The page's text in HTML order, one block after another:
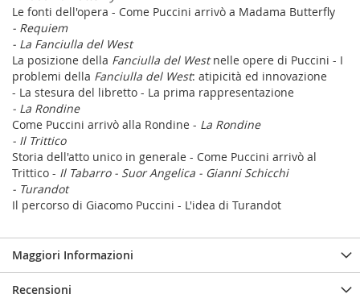
Le fonti dell'opera - Come Puccini arrivò a Madama Butterfly
- Requiem
- La Fanciulla del West
La posizione della Fanciulla del Westnelle opere di Puccini - I
problemi della Fanciulla del West: atipicità ed innovazione
- La stesura del libretto - La prima rappresentazione
- La Rondine
Come Puccini arrivò alla Rondine - La Rondine
- Il Trittico
Storia dell'atto unico in generale - Come Puccini arrivò al
Trittico - Il Tabarro - Suor Angelica - Gianni Schicchi
- Turandot
Il percorso di Giacomo Puccini - L'idea di Turandot
Maggiori Informazioni
Recensioni